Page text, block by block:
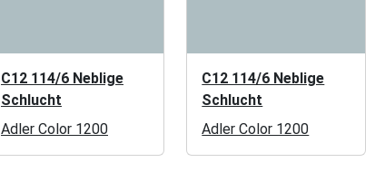
C12 114/6 Neblige
Schlucht
Adler Color 1200
C12 114/6 Neblige
Schlucht
Adler Color 1200